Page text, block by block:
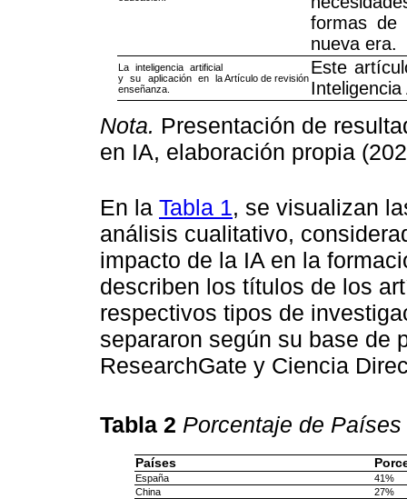
formas de
nueva era.
La inteligencia artificial
y su aplicación en la
enseñanza.
Artículo de revisión
Este
Inteligencia
Nota. Presentación de
en IA, elaboración propia
En la Tabla 1 , se visualizan
análisis cualitativo,
impacto de la IA en la
describen los títulos de los
respectivos tipos de
separaron según su base de
ResearchGate y Ciencia
Tabla 2 Porcentaje de
Países
España
41%
China
27%